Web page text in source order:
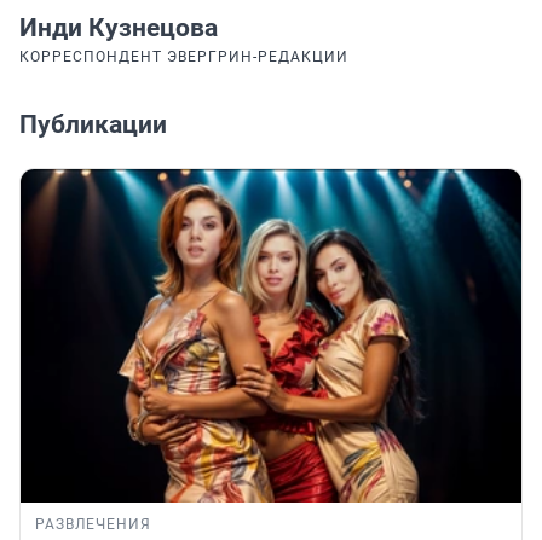
Инди Кузнецова
КОРРЕСПОНДЕНТ ЭВЕРГРИН-РЕДАКЦИИ
Публикации
РАЗВЛЕЧЕНИЯ